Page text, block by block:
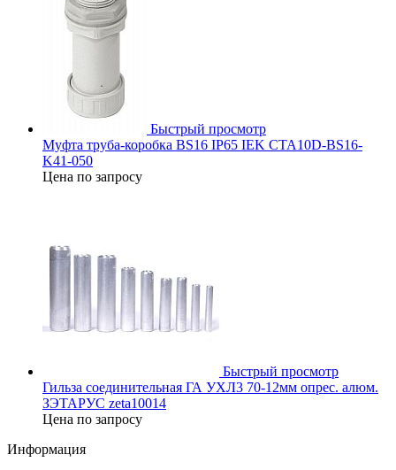
Быстрый просмотр
Муфта труба-коробка BS16 IP65 IEK CTA10D-BS16-
K41-050
Цена по запросу
Быстрый просмотр
Гильза соединительная ГА УХЛ3 70-12мм опрес. алюм.
ЗЭТАРУС zeta10014
Цена по запросу
Информация